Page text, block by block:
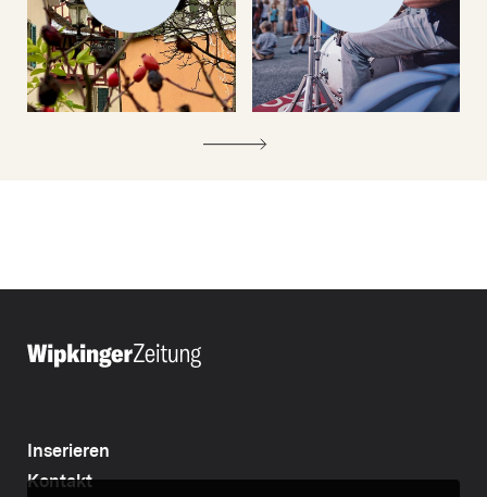
Inserieren
Kontakt